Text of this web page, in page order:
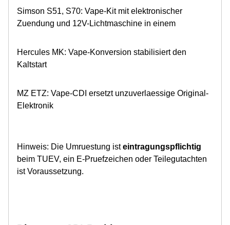
Simson S51, S70: Vape-Kit mit elektronischer
Zuendung und 12V-Lichtmaschine in einem
Hercules MK: Vape-Konversion stabilisiert den
Kaltstart
MZ ETZ: Vape-CDI ersetzt unzuverlaessige Original-
Elektronik
Hinweis: Die Umruestung isteintragungspflichtig
beim TUEV, ein E-Pruefzeichen oder Teilegutachten
ist Voraussetzung.